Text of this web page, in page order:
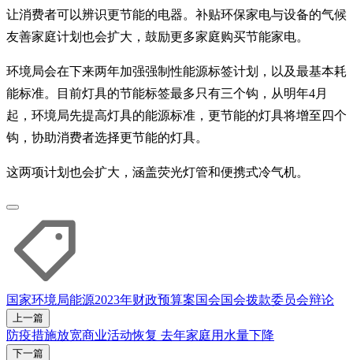
让消费者可以辨识更节能的电器。补贴环保家电与设备的气候
友善家庭计划也会扩大，鼓励更多家庭购买节能家电。
环境局会在下来两年加强强制性能源标签计划，以及最基本耗
能标准。目前灯具的节能标签最多只有三个钩，从明年4月
起，环境局先提高灯具的能源标准，更节能的灯具将增至四个
钩，协助消费者选择更节能的灯具。
这两项计划也会扩大，涵盖荧光灯管和便携式冷气机。
国家环境局能源2023年财政预算案国会国会拨款委员会辩论
上一篇
防疫措施放宽商业活动恢复 去年家庭用水量下降
下一篇